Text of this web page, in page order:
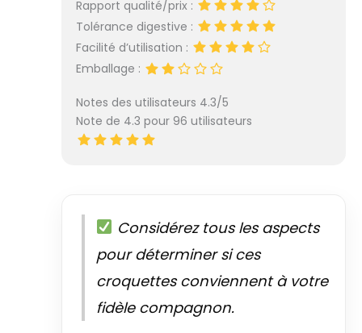
Rapport qualité/prix :
Tolérance digestive :
Facilité d’utilisation :
Emballage :
Notes des utilisateurs 4.3/5
Note de 4.3 pour 96 utilisateurs
Considérez tous les aspects
pour déterminer si ces
croquettes conviennent à votre
fidèle compagnon.